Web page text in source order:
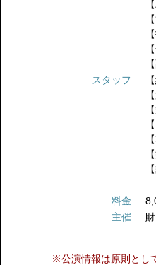
スタッフ
料金
主催
※公演情報は原則とし